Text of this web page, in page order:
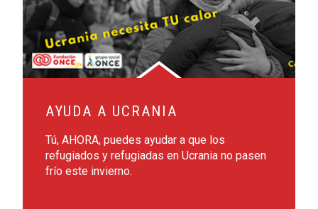
AYUDA A UCRANIA
Tú, AHORA, puedes ayudar a que los
refugiados y refugiadas en Ucrania no pasen
frío este invierno.